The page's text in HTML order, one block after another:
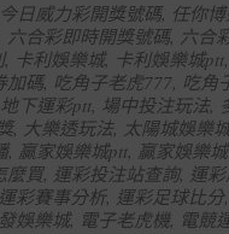
今日威力彩開獎號碼, 任你
六合彩即時開獎號碼, 六合
, 卡利娛樂城, 卡利娛樂城ptt,
加碼, 吃角子老虎777, 吃角
地下運彩ptt, 場中投注玩法,
, 大樂透玩法, 太陽城娛樂
, 贏家娛樂城ptt, 贏家娛樂
麼買, 運彩投注站查詢, 運
運彩賽事分析, 運彩足球比分,
娛樂城, 電子老虎機, 電競